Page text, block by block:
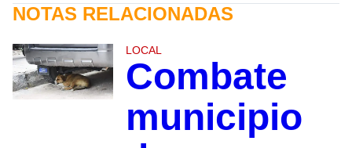
NOTAS RELACIONADAS
LOCAL
Combate
municipio